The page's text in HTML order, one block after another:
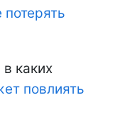
потерять
каких
повлиять